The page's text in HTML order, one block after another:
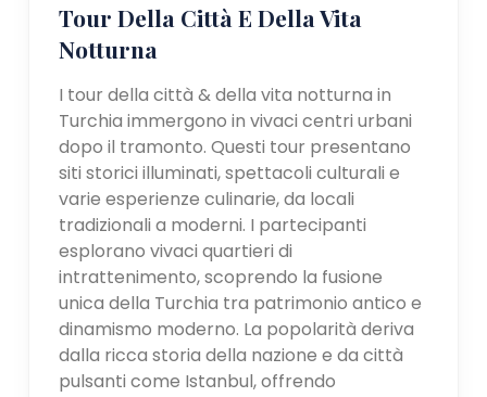
Tour Della Città E Della Vita
Notturna
I tour della città & della vita notturna in
Turchia immergono in vivaci centri urbani
dopo il tramonto. Questi tour presentano
siti storici illuminati, spettacoli culturali e
varie esperienze culinarie, da locali
tradizionali a moderni. I partecipanti
esplorano vivaci quartieri di
intrattenimento, scoprendo la fusione
unica della Turchia tra patrimonio antico e
dinamismo moderno. La popolarità deriva
dalla ricca storia della nazione e da città
pulsanti come Istanbul, offrendo